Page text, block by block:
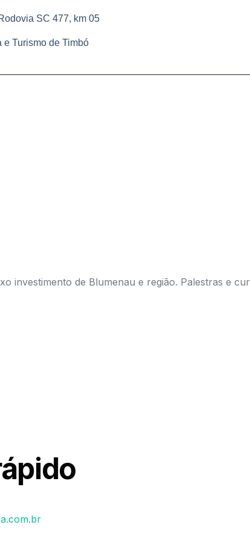
SC 477, km 05
e Turismo de Timbó
investimento de Blumenau e região. Palestras e